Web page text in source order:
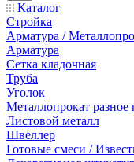
Каталог
Стройка
Арматура /
Арматура
Сетка кладочная
Труба
Уголок
Металлопрокат разное
Листовой металл
Швеллер
Готовые смеси /